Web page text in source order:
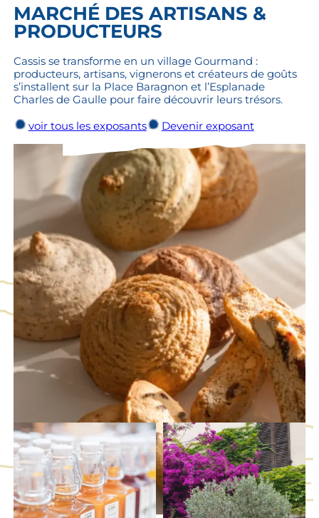
MARCHÉ DES ARTISANS &
PRODUCTEURS
Cassis se transforme en un village Gourmand :
producteurs, artisans, vignerons et créateurs de goûts
s’installent sur la Place Baragnon et l’Esplanade
Charles de Gaulle pour faire découvrir leurs trésors.
voir tous les exposants
Devenir exposant